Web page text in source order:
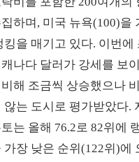
하며, 미국 뉴욕(100)을
킹을 매기고 있다. 이번에
나다 달러가 강세를 보
해 조금씩 상승했으나
않는 도시로 평가받았다.
는 올해 76.2로 82위에
가장 낮은 순위(122위)에